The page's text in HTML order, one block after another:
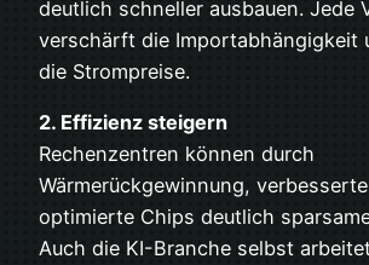
deutlich schneller ausbauen. Jede
verschärft die Importabhängigkeit
die Strompreise.
2. Effizienz steigern
Rechenzentren können durch
Wärmerückgewinnung,
optimierte Chips deutlich
Auch die KI-Branche selbst